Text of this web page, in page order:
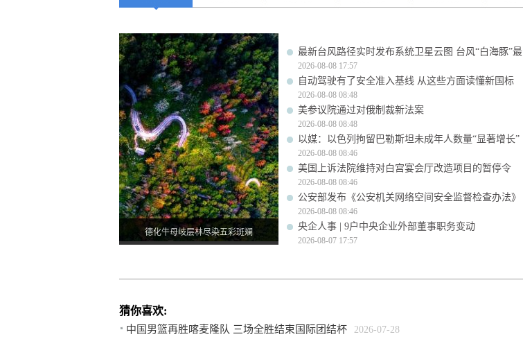
德化牛母岐层林尽染五彩斑斓
最新台风路径实时发布系统卫星云图 台风“白海豚”最
2026-08-08 17:57
自动驾驶有了安全准入基线 从这些方面读懂新国标
2026-08-08 08:48
美参议院通过对俄制裁新法案
2026-08-08 08:48
以媒：以色列拘留巴勒斯坦未成年人数量“显著增长”
2026-08-08 08:46
美国上诉法院维持对白宫宴会厅改造项目的暂停令
2026-08-08 08:46
公安部发布《公安机关网络空间安全监督检查办法》
2026-08-08 08:46
央企人事 | 9户中央企业外部董事职务变动
2026-08-07 17:57
猜你喜欢:
中国男篮再胜喀麦隆队 三场全胜结束国际团结杯 2026-07-28